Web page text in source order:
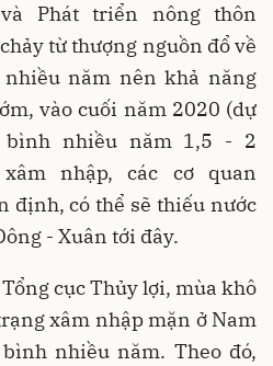
Phát triển nông thôn
từ thượng nguồn đổ về
năm nên khả năng
vào cuối năm 2020 (dự
bình nhiều năm 1,5 - 2
nhập, các cơ quan
định, có thể sẽ thiếu nước
- Xuân tới đây.
cục Thủy lợi, mùa khô
xâm nhập mặn ở Nam
nhiều năm. Theo đó,